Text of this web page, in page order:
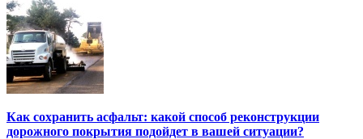
Как сохранить асфальт: какой способ реконструкции
дорожного покрытия подойдет в вашей ситуации?